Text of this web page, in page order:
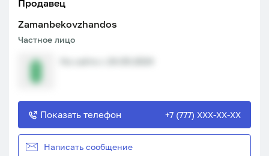
Продавец
Zamanbekovzhandos
Частное лицо
Показать телефон +7 (777) XXX-XX-XX
Написать сообщение